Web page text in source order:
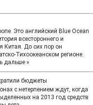
Это английский Blue Ocean
всестороннего и
Китая. До сих пор он
Тихоокеанском регионе.
дальше »
бюджеты
с нетерпением ждут, когда
на 2013 год средств